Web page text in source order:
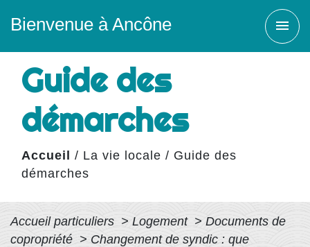
Bienvenue à Ancône menu
Guide des
démarches
Accueil / La vie locale / Guide des
démarches
Accueil particuliers > Logement > Documents de
copropriété > Changement de syndic : que